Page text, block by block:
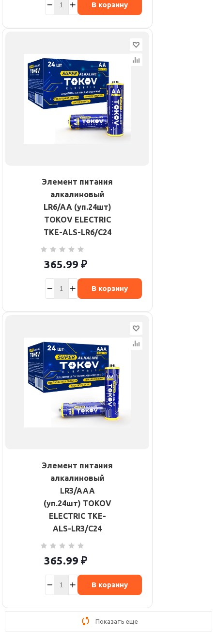
В корзину
Элемент питания
алкалиновый
LR6/AA (уп.24шт)
TOKOV ELECTRIC
TKE-ALS-LR6/C24
365.99 ₽
В корзину
Элемент питания
алкалиновый
LR3/AAA
(уп.24шт) TOKOV
ELECTRIC TKE-
ALS-LR3/C24
365.99 ₽
В корзину
Показать еще